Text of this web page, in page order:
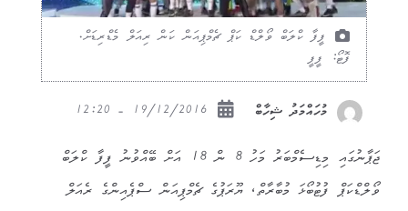
ފީފާ ކްލަބް ވޯލްޑް ކަޕް ޗެމްޕިއަން ކަން ރިއަލް މެޑްރިޑަށް.
ފޮޓޯ: ފީފީ
މުހައްމަދު ޝިހާބް
ޖަޕާނުގައި މިޑިސެމްބަރު މަހު 8 ން 18 އަށް ބޭއްވުނު ފީފާ ކްލަބް
ވޯލްޑްކަޕް ފުޓުބޯޅަ މުބާރާތް، ޔޫރަޕުގެ ޗެމްޕިއަން ސްޕެއިންގެ ރެއަލް